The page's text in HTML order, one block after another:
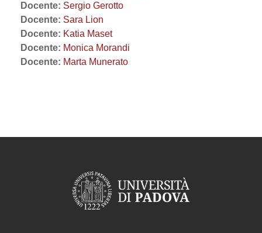
Docente: Sergio Gerotto
Docente: Sara Lion
Docente: Katia Maset
Docente: Monica Morandi
Docente: Marta Munerato